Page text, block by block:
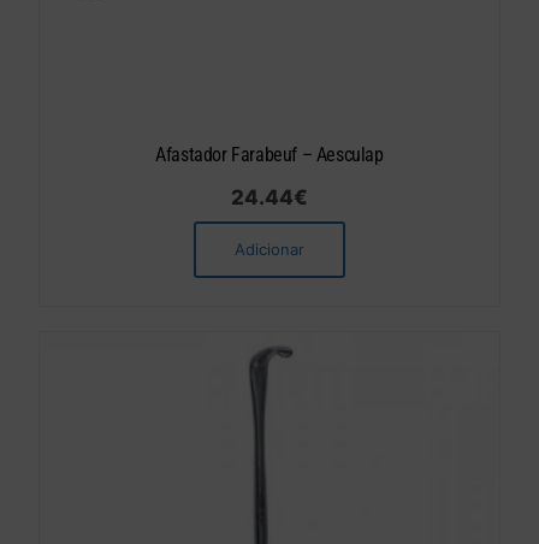
Afastador Farabeuf – Aesculap
24.44€
Adicionar